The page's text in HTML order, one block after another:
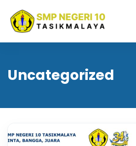
Uncategorized